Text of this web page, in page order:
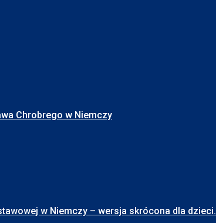
Chrobrego w Niemczy
w Niemczy – wersja skrócona dla dzieci.